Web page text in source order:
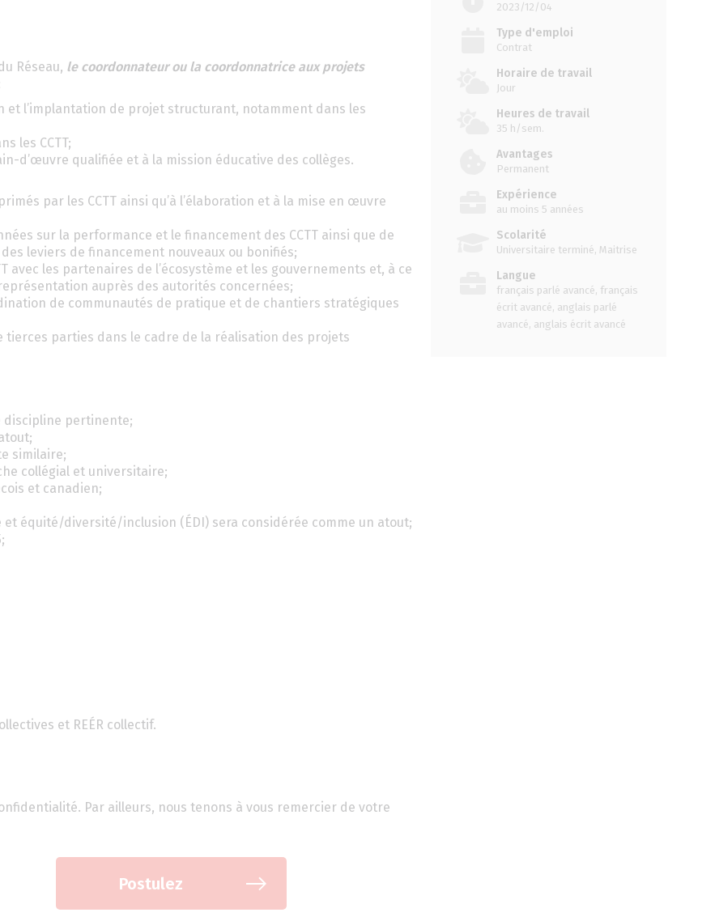
Réseau, le coordonnateur ou la coordonnatrice aux projets
et l’implantation de projet structurant, notamment dans les
les CCTT;
d’œuvre qualifiée et à la mission éducative des collèges.
par les CCTT ainsi qu’à l’élaboration et à la mise en œuvre
sur la performance et le financement des CCTT ainsi que de
leviers de financement nouveaux ou bonifiés;
avec les partenaires de l’écosystème et les gouvernements et, à ce
auprès des autorités concernées;
de communautés de pratique et de chantiers stratégiques
parties dans le cadre de la réalisation des projets
discipline pertinente;
similaire;
collégial et universitaire;
et canadien;
équité/diversité/inclusion (ÉDI) sera considérée comme un atout;
et REÉR collectif.
Par ailleurs, nous tenons à vous remercier de votre
2023/12/04
Type d'emploi
Contrat
Horaire de travail
Jour
Heures de travail
35 h/sem.
Avantages
Permanent
Expérience
au moins 5 années
Scolarité
Universitaire terminé, Maitrise
Langue
français parlé avancé, français
écrit avancé, anglais parlé
avancé, anglais écrit avancé
Postulez